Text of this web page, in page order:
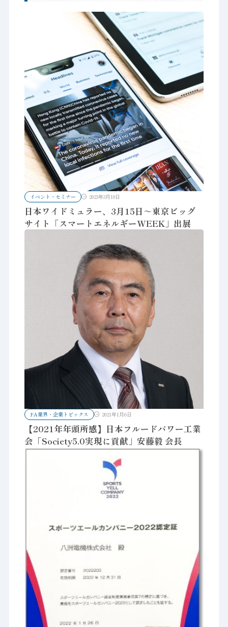
イベント・セミナー 2023年3月10日
日本ワイドミュラー、3月15日～東京ビッグ
サイト「スマートエネルギーWEEK」出展
FA業界・企業トピックス 2021年1月6日
【2021年年頭所感】日本フルードパワー工業
会「Society5.0実現に貢献」安藤毅 会長